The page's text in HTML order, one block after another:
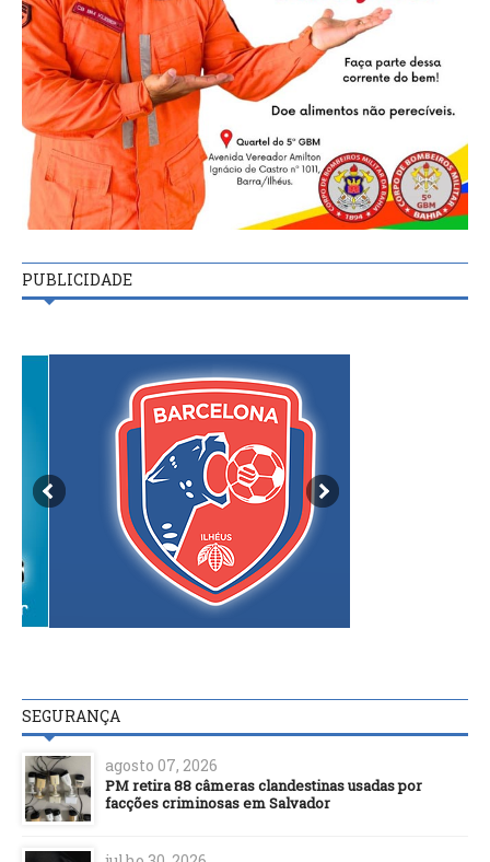
PUBLICIDADE
SEGURANÇA
agosto 07, 2026
PM retira 88 câmeras clandestinas usadas por
facções criminosas em Salvador